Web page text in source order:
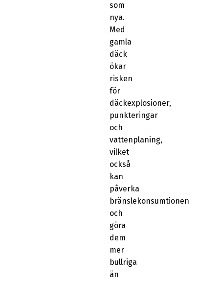
som
nya.
Med
gamla
däck
ökar
risken
för
däckexplosioner,
punkteringar
och
vattenplaning,
vilket
också
kan
påverka
bränslekonsumtionen
och
göra
dem
mer
bullriga
än